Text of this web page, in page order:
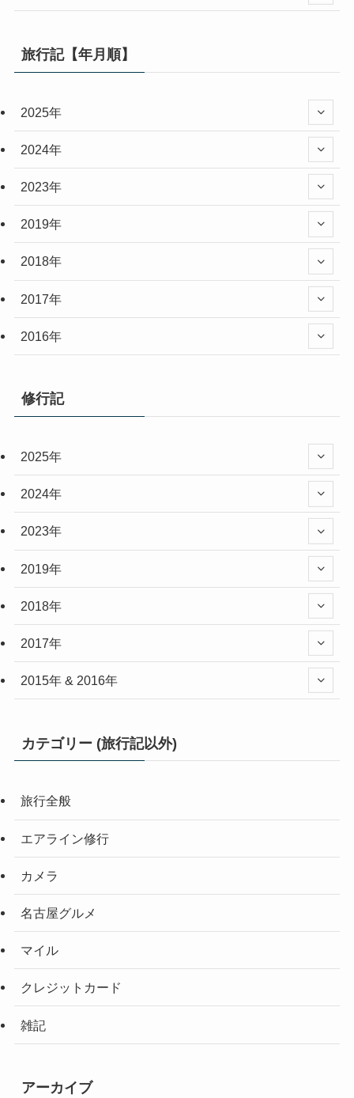
旅行記【年月順】
2025年
2024年
2023年
2019年
2018年
2017年
2016年
修行記
2025年
2024年
2023年
2019年
2018年
2017年
2015年 & 2016年
カテゴリー (旅行記以外)
旅行全般
エアライン修行
カメラ
名古屋グルメ
マイル
クレジットカード
雑記
アーカイブ